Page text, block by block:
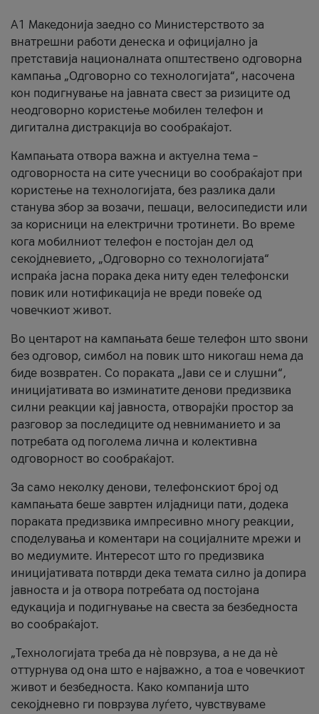
A1 Македонија заедно со Министерството за
внатрешни работи денеска и официјално ја
претставија националната општествено одговорна
кампања „Одговорно со технологијата“, насочена
кон подигнување на јавната свест за ризиците од
неодговорно користење мобилен телефон и
дигитална дистракција во сообраќајот.
Кампањата отвора важна и актуелна тема –
одговорноста на сите учесници во сообраќајот при
користење на технологијата, без разлика дали
станува збор за возачи, пешаци, велосипедисти или
за корисници на електрични тротинети. Во време
кога мобилниот телефон е постојан дел од
секојдневието, „Одговорно со технологијата“
испраќа јасна порака дека ниту еден телефонски
повик или нотификација не вреди повеќе од
човечкиот живот.
Во центарот на кампањата беше телефон што ѕвони
без одговор, симбол на повик што никогаш нема да
биде возвратен. Со пораката „Јави се и слушни“,
иницијативата во изминатите денови предизвика
силни реакции кај јавноста, отворајќи простор за
разговор за последиците од невниманието и за
потребата од поголема лична и колективна
одговорност во сообраќајот.
За само неколку денови, телефонскиот број од
кампањата беше завртен илјадници пати, додека
пораката предизвика импресивно многу реакции,
споделувања и коментари на социјалните мрежи и
во медиумите. Интересот што го предизвика
иницијативата потврди дека темата силно ја допира
јавноста и ја отвора потребата од постојана
едукација и подигнување на свеста за безбедноста
во сообраќајот.
„Технологијата треба да нè поврзува, а не да нè
оттурнува од она што е најважно, а тоа е човечкиот
живот и безбедноста. Како компанија што
секојдневно ги поврзува луѓето, чувствуваме